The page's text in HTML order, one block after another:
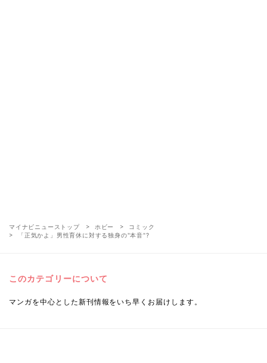
マイナビニューストップ ホビー
コミック
「正気かよ」男性育休に対する独身の"本音"?
このカテゴリーについて
マンガを中心とした新刊情報をいち早くお届けします。